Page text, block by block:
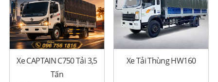
Xe CAPTAIN C750 Tải 3,5
Tấn
Xe Tải Thùng HW160